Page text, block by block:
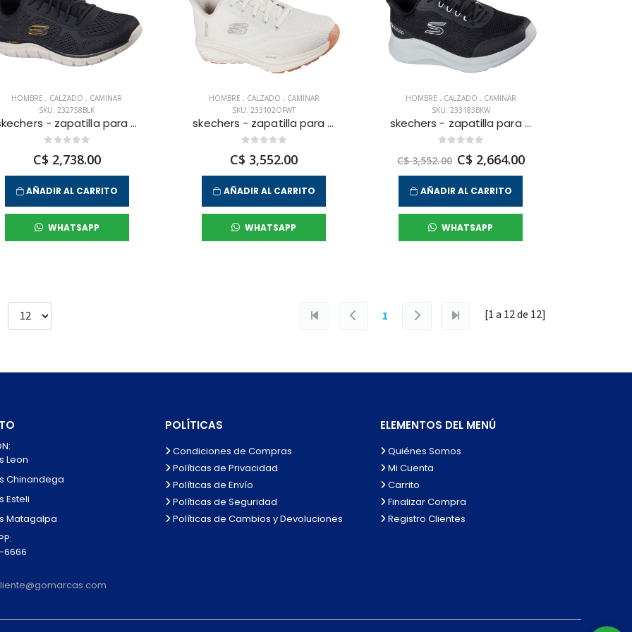
HOMBRE, CALZADO, CAMINAR
SKU: 232758BLK
skechers - zapatilla para caminar track para hombre
C$ 2,738.00
AÑADIR AL CARRITO
WHATSAPP
HOMBRE , CALZADO , CAMINAR
SKU: 233102OFWT
skechers - zapatilla para caminar equalizer 6.0 para hombre
C$ 3,552.00
AÑADIR AL CARRITO
WHATSAPP
HOMBRE , CALZADO , CAMINAR
SKU: 233183BKW
skechers - zapatilla para caminar skech-lite pro 2.0 para hombre
C$ 3,552.00 C$ 2,664.00
AÑADIR AL CARRITO
WHATSAPP
1 [1 a 12de 12]
Leon
Chinandega
Esteli
Matagalpa
6666
POLÍTICAS
Condiciones de Compras
Políticas de Privacidad
Políticas de Envío
Políticas de Seguridad
Políticas de Cambios y Devoluciones
ELEMENTOS DEL MENÚ
Quiénes Somos
Mi Cuenta
Carrito
Finalizar Compra
Registro Clientes